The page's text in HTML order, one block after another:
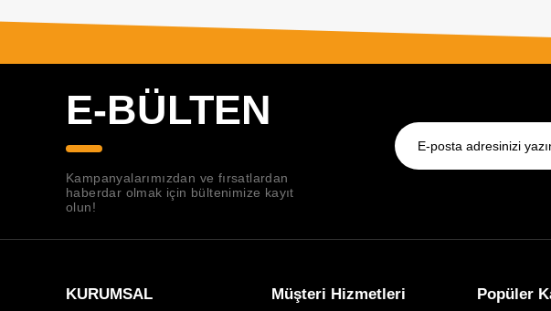
E-BÜLTEN
Kampanyalarımızdan ve fırsatlardan
haberdar olmak için bültenimize kayıt
olun!
KURUMSAL Müşteri Hizmetleri Popüler